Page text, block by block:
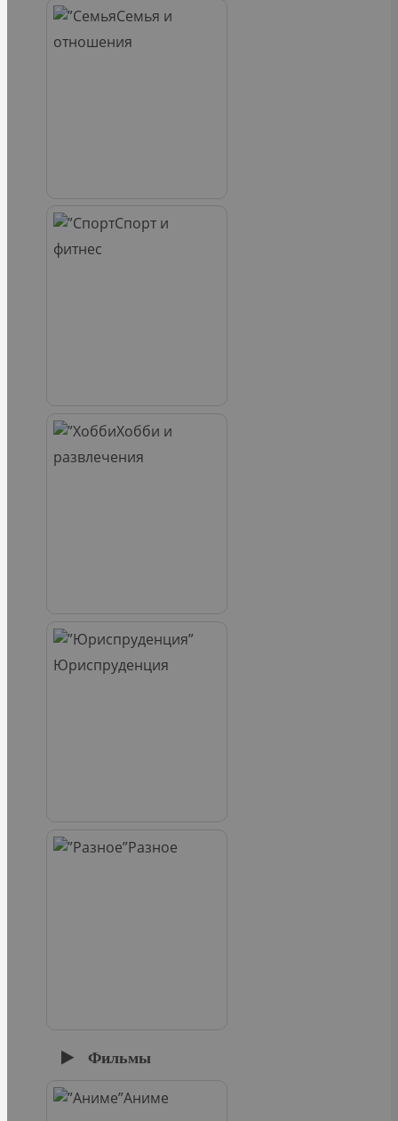
Семья и
отношения
Спорт и
фитнес
Хобби и
развлечения
Юриспруденция
Разное
Фильмы
Аниме